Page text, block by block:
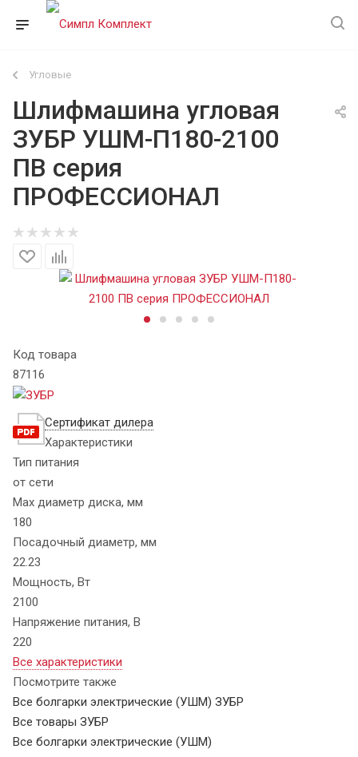
Угловые
Шлифмашина угловая
ЗУБР УШМ-П180-2100
ПВ серия
ПРОФЕССИОНАЛ
Код товара
87116
Сертификат дилера
Характеристики
Тип питания
от сети
Max диаметр диска, мм
180
Посадочный диаметр, мм
22.23
Мощность, Вт
2100
Напряжение питания, В
220
Все характеристики
Посмотрите также
Все болгарки электрические (УШМ) ЗУБР
Все товары ЗУБР
Все болгарки электрические (УШМ)